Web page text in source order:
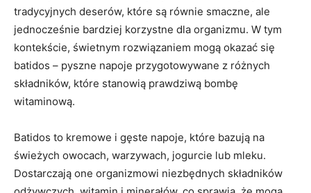
tradycyjnych deserów, które są równie smaczne, ale
jednocześnie bardziej korzystne dla⁣ organizmu. W tym
kontekście, świetnym rozwiązaniem mogą okazać ⁢się
batidos – pyszne napoje przygotowywane⁢ z różnych⁢
składników, które stanowią ⁤prawdziwą bombę
witaminową.
Batidos to ‍kremowe i gęste napoje, które bazują‌ na
świeżych​ owocach, warzywach, jogurcie lub mleku.
Dostarczają one organizmowi niezbędnych składników